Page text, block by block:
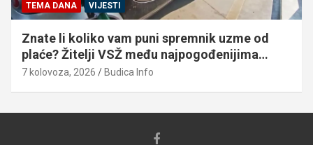
TEMA DANA VIJESTI
Znate li koliko vam puni spremnik uzme od
plaće? Žitelji VSŽ među najpogođenijima…
7 kolovoza, 2026 Budica Info